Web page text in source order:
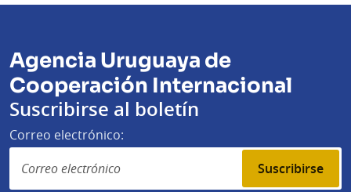
Agencia Uruguaya de
Cooperación Internacional
Suscribirse al boletín
Correo electrónico:
Suscribirse